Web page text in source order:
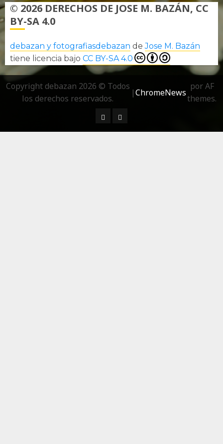
© 2026 DERECHOS DE JOSE M. BAZÁN, CC
BY-SA 4.0
debazan y fotografiasdebazan deJose M. Bazán
tiene licencia bajo CC BY-SA 4.0
Copyright debazan 2026 © Todos
los derechos reservados.
|ChromeNews
por AF
themes.
¿ Quién soy…?
Más información sobre las